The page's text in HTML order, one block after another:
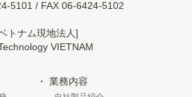
5101 / FAX 06-6424-5102
トナム現地法人]
VIETNAM
業務内容